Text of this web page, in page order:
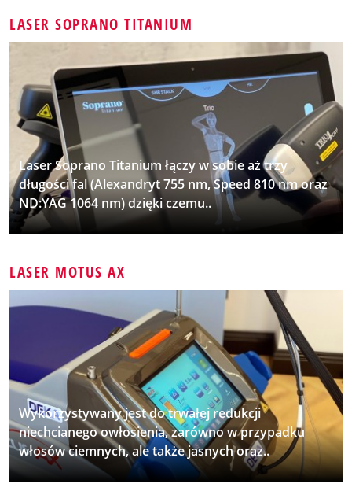
LASER SOPRANO TITANIUM
Laser Soprano Titanium łączy w sobie aż trzy
długości fal (Alexandryt 755 nm, Speed 810 nm oraz
ND:YAG 1064 nm) dzięki czemu..
LASER MOTUS AX
Wykorzystywany jest do trwałej redukcji
niechcianego owłosienia, zarówno w przypadku
włosów ciemnych, ale także jasnych oraz..